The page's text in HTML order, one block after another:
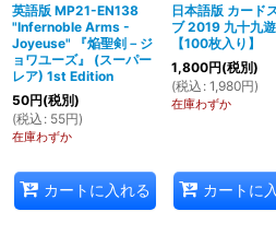
英語版 MP21-EN138
"Infernoble Arms -
Joyeuse" 『焔聖剣－ジ
ョワユーズ』 (スーパー
レア) 1st Edition
50円(税別)
(税込 : 55円)
在庫わずか
カートに入れる
日本語版 カード
ブ 2019 九十九
【100枚入り】
1,800円(税別)
(税込 : 1,980円)
在庫わずか
カートに